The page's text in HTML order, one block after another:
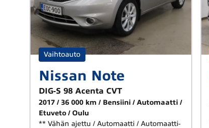
Vaihtoauto
Nissan Note
DIG-S 98 Acenta CVT
2017 36 000 km Bensiini
Automaatti
Etuveto
Oulu
** Vähän ajettu / Automaatti / Automaatti-